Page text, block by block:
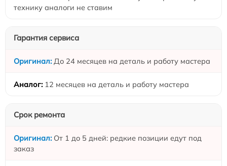
технику аналоги не ставим
Гарантия сервиса
До 24 месяцев на деталь и работу мастера
12 месяцев на деталь и работу мастера
Срок ремонта
От 1 до 5 дней: редкие позиции едут под
заказ